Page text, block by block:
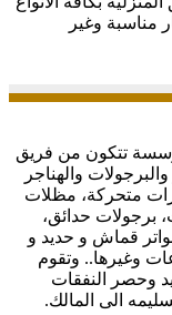
مناسبة وغير
تتكون من فريق
والهناجر
متحركة، مظلات
برجولات حدائق،
قماش و حديد و
وغيرها.. وتقوم
وحصر النفقات
الى المالك.